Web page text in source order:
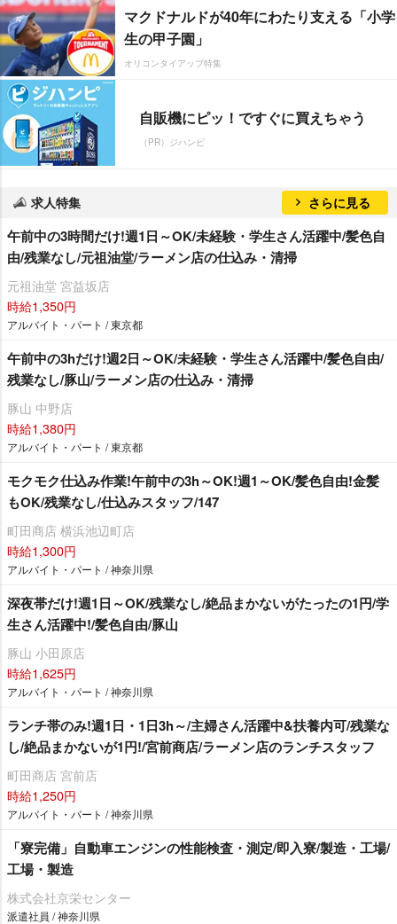
マクドナルドが40年にわたり支える「小学
生の甲子園」
オリコンタイアップ特集
自販機にピッ！ですぐに買えちゃう
（PR）ジハンピ
求人特集 さらに見る
午前中の3時間だけ!週1日～OK/未経験・学生さん活躍中/髪色自
由/残業なし/元祖油堂/ラーメン店の仕込み・清掃
元祖油堂 宮益坂店
時給1,350円
アルバイト・パート / 東京都
午前中の3hだけ!週2日～OK/未経験・学生さん活躍中/髪色自由/
残業なし/豚山/ラーメン店の仕込み・清掃
豚山 中野店
時給1,380円
アルバイト・パート / 東京都
モクモク仕込み作業!午前中の3h～OK!週1～OK/髪色自由!金髪
もOK/残業なし/仕込みスタッフ/147
町田商店 横浜池辺町店
時給1,300円
アルバイト・パート / 神奈川県
深夜帯だけ!週1日～OK/残業なし/絶品まかないがたったの1円/学
生さん活躍中!/髪色自由/豚山
豚山 小田原店
時給1,625円
アルバイト・パート / 神奈川県
ランチ帯のみ!週1日・1日3h～/主婦さん活躍中&扶養内可/残業な
し/絶品まかないが1円!/宮前商店/ラーメン店のランチスタッフ
町田商店 宮前店
時給1,250円
アルバイト・パート / 神奈川県
「寮完備」自動車エンジンの性能検査・測定/即入寮/製造・工場/
工場・製造
株式会社京栄センター
派遣社員 / 神奈川県